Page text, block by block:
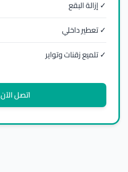
✓ إزالة البقع
✓ تعطير داخلي
✓ تلميع زقنات وتواير
اتصل الآن